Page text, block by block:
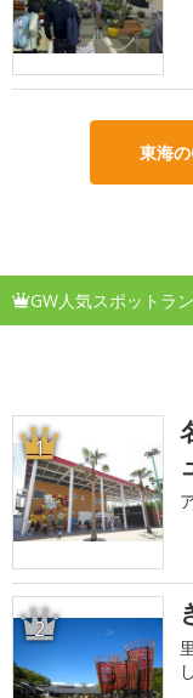
東海
GW人気スポットラ
1
2